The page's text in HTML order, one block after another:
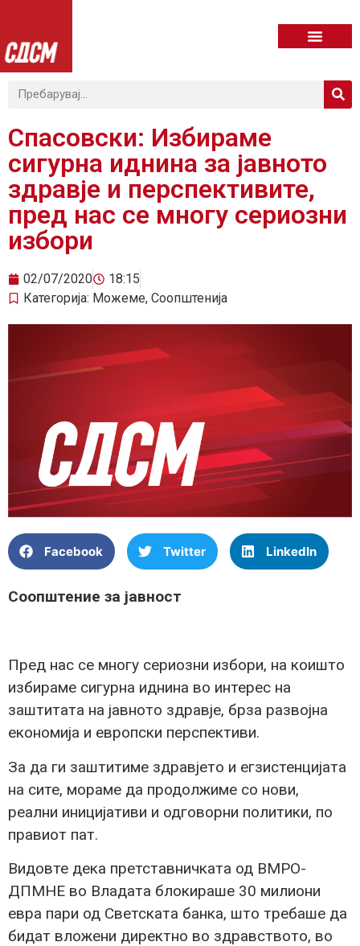
Спасовски: Избираме
сигурна иднина за јавното
здравје и перспективите,
пред нас се многу сериозни
избори
02/07/2020
18:15
Категорија: Можеме, Соопштенија
Facebook Twitter LinkedIn
Соопштение за јавност
Пред нас се многу сериозни избори, на коишто
избираме сигурна иднина во интерес на
заштитата на јавното здравје, брза развојна
економија и европски перспективи.
За да ги заштитиме здравјето и егзистенцијата
на сите, мораме да продолжиме со нови,
реални иницијативи и одговорни политики, по
правиот пат.
Видовте дека претставничката од ВМРО-
ДПМНЕ во Владата блокираше 30 милиони
евра пари од Светската банка, што требаше да
бидат вложени директно во здравството, во